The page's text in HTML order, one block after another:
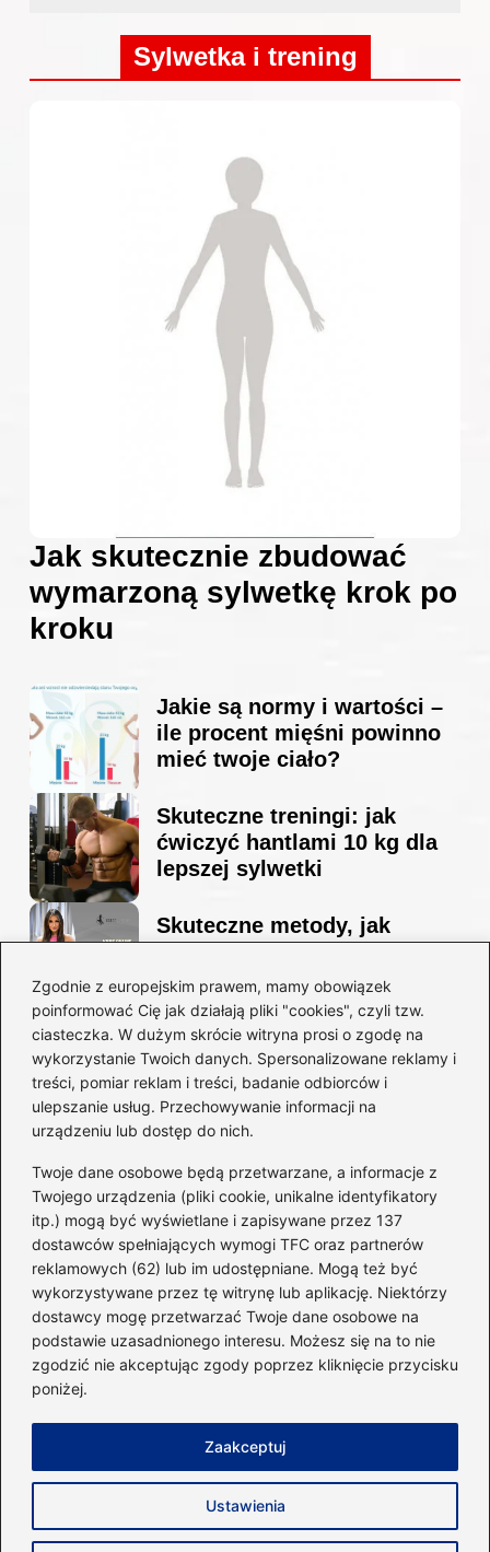
Zgodnie z europejskim prawem, mamy obowiązek
poinformować Cię jak działają pliki "cookies", czyli tzw.
ciasteczka. W dużym skrócie witryna prosi o zgodę na
wykorzystanie Twoich danych. Spersonalizowane reklamy i
treści, pomiar reklam i treści, badanie odbiorców i
ulepszanie usług. Przechowywanie informacji na
urządzeniu lub dostęp do nich.
Twoje dane osobowe będą przetwarzane, a informacje z
Twojego urządzenia (pliki cookie, unikalne identyfikatory
itp.) mogą być wyświetlane i zapisywane przez 137
dostawców spełniających wymogi TFC oraz partnerów
reklamowych (62) lub im udostępniane. Mogą też być
wykorzystywane przez tę witrynę lub aplikację. Niektórzy
dostawcy mogę przetwarzać Twoje dane osobowe na
podstawie uzasadnionego interesu. Możesz się na to nie
zgodzić nie akceptując zgody poprzez kliknięcie przycisku
poniżej.
Ustawienia
Zaakceptuj
Sylwetka i trening
Jak skutecznie zbudować
wymarzoną sylwetkę krok po
kroku
Jakie są normy i wartości –
ile procent mięśni powinno
mieć twoje ciało?
Skuteczne treningi: jak
ćwiczyć hantlami 10 kg dla
lepszej sylwetki
Skuteczne metody, jak
sylwetkę w zaledwie 90 dni
Idealny garnitur: jak dobrać
go do swojej sylwetki?
Kategorie
Dieta i kalorie(221)
Fitness(236)
Siłownia(101)
Sport(60)
Sprzęt i akcesoria(25)
Suplementy(38)
Zasady użytkowania
Napisz do nas